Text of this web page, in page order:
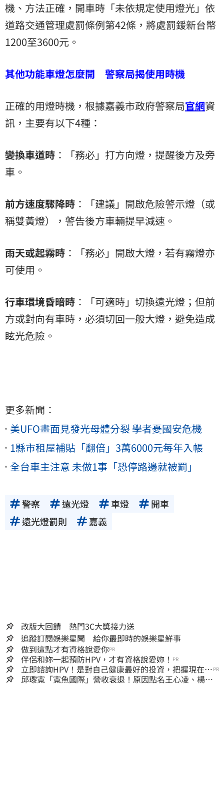
機、方法正確，開車時「未依規定使用燈光」依
道路交通管理處罰條例第42條，將處罰鍰新台幣
1200至3600元。
其他功能車燈怎麼開 警察局揭使用時機
正確的用燈時機，根據嘉義市政府警察局官網資
訊，主要有以下4種：
變換車道時 ：「務必」打方向燈，提醒後方及旁
車。
前方速度驟降時 ：「建議」開啟危險警示燈（或
稱雙黃燈），警告後方車輛提早減速。
雨天或起霧時 ：「務必」開啟大燈，若有霧燈亦
可使用。
行車環境昏暗時 ：「可適時」切換遠光燈；但前
方或對向有車時，必須切回一般大燈，避免造成
眩光危險。
更多新聞：
美UFO畫面見發光母體分裂 學者憂國安危機
1縣市租屋補貼「翻倍」3萬6000元每年入帳
全台車主注意 未做1事「恐停路邊就被罰」
警察 遠光燈 車燈
開車
遠光燈罰則
嘉義
改版大回饋 熱門3C大獎接力送
追蹤訂閱娛樂星聞 給你最即時的娛樂星鮮事
做到這點才有資格說愛你PR
伴侶和妳一起預防HPV，才有資格說愛妳！ PR
立即諮詢HPV！是對自己健康最好的投資，把握現在不
嫌晚！
PR
邱瓈寬「寬魚國際」營收衰退！原因點名王心凌、楊丞